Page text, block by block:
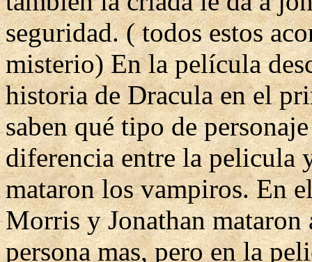
seguridad. ( todos estos
misterio) En la película
historia de Dracula en el
saben qué tipo de
diferencia entre la pelicula
mataron los vampiros. En
Morris y Jonathan mataron
persona mas, pero en la